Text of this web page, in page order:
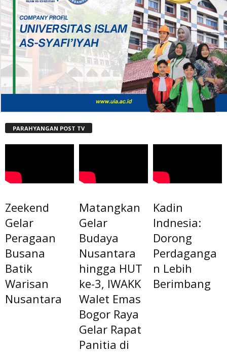
PARAHYANGAN POST TV
Zeekend
Gelar
Peragaan
Busana
Batik
Warisan
Nusantara
Matangkan
Gelar
Budaya
Nusantara
hingga HUT
ke-3, IWAKK
Walet Emas
Bogor Raya
Gelar Rapat
Panitia di
Kadin
Indnesia:
Dorong
Perdaganga
n Lebih
Berimbang